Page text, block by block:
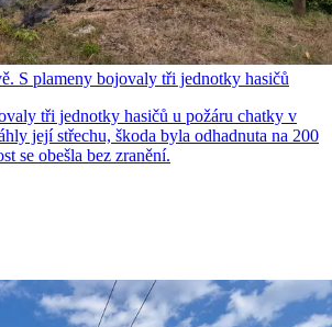
S plameny bojovaly tři jednotky hasičů
tři jednotky hasičů u požáru chatky v
její střechu, škoda byla odhadnuta na 200
se obešla bez zranění.